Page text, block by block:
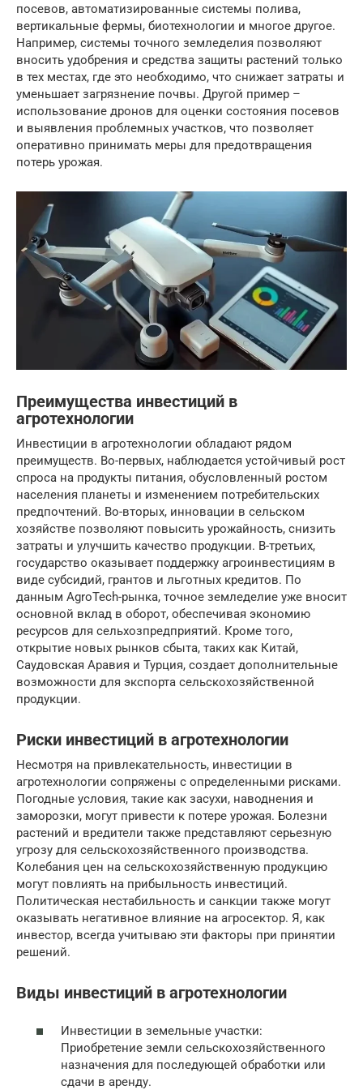
посевов, автоматизированные системы полива,
вертикальные фермы, биотехнологии и многое другое.
Например, системы точного земледелия позволяют
вносить удобрения и средства защиты растений только
в тех местах, где это необходимо, что снижает затраты и
уменьшает загрязнение почвы. Другой пример –
использование дронов для оценки состояния посевов
и выявления проблемных участков, что позволяет
оперативно принимать меры для предотвращения
потерь урожая.
Преимущества инвестиций в
агротехнологии
Инвестиции в агротехнологии обладают рядом
преимуществ. Во-первых, наблюдается устойчивый рост
спроса на продукты питания, обусловленный ростом
населения планеты и изменением потребительских
предпочтений. Во-вторых, инновации в сельском
хозяйстве позволяют повысить урожайность, снизить
затраты и улучшить качество продукции. В-третьих,
государство оказывает поддержку агроинвестициям в
виде субсидий, грантов и льготных кредитов. По
данным AgroTech-рынка, точное земледелие уже вносит
основной вклад в оборот, обеспечивая экономию
ресурсов для сельхозпредприятий. Кроме того,
открытие новых рынков сбыта, таких как Китай,
Саудовская Аравия и Турция, создает дополнительные
возможности для экспорта сельскохозяйственной
продукции.
Риски инвестиций в агротехнологии
Несмотря на привлекательность, инвестиции в
агротехнологии сопряжены с определенными рисками.
Погодные условия, такие как засухи, наводнения и
заморозки, могут привести к потере урожая. Болезни
растений и вредители также представляют серьезную
угрозу для сельскохозяйственного производства.
Колебания цен на сельскохозяйственную продукцию
могут повлиять на прибыльность инвестиций.
Политическая нестабильность и санкции также могут
оказывать негативное влияние на агросектор. Я, как
инвестор, всегда учитываю эти факторы при принятии
решений.
Виды инвестиций в агротехнологии
Инвестиции в земельные участки:
Приобретение земли сельскохозяйственного
назначения для последующей обработки или
сдачи в аренду.